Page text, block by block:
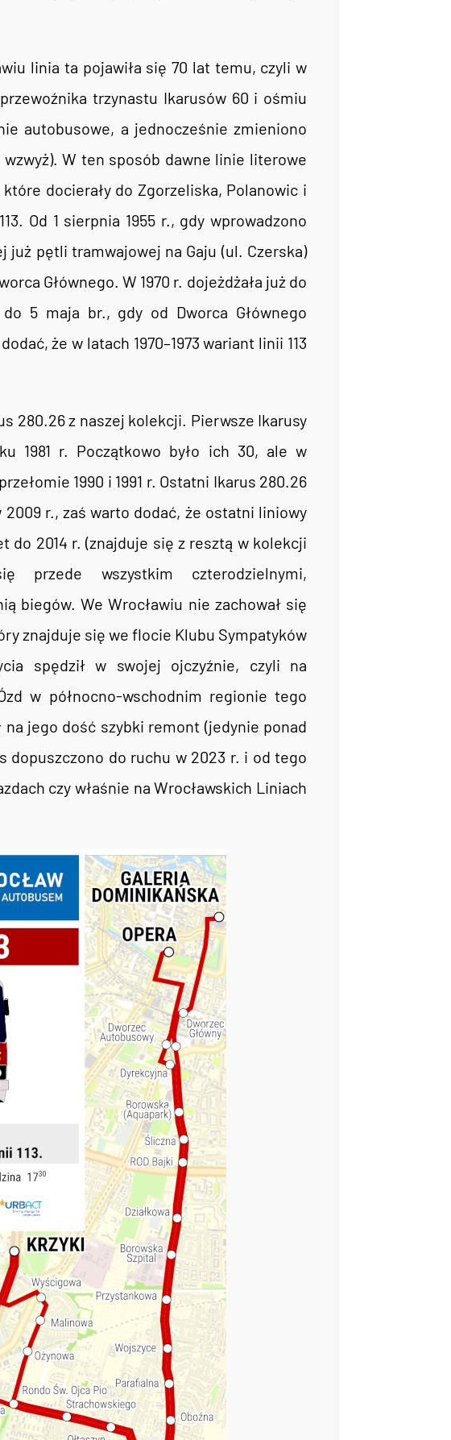
linia ta pojawiła się 70 lat temu, czyli w
trzynastu Ikarusów 60 i ośmiu
autobusowe, a jednocześnie zmieniono
W ten sposób dawne linie literowe
docierały do Zgorzeliska, Polanowic i
Od 1 sierpnia 1955 r., gdy wprowadzono
już pętli tramwajowej na Gaju (ul. Czerska)
Głównego. W 1970 r. dojeżdżała już do
5 maja br., gdy od Dworca Głównego
że w latach 1970–1973 wariant linii 113
280.26 z naszej kolekcji. Pierwsze Ikarusy
1981 r. Początkowo było ich 30, ale w
1990 i 1991 r. Ostatni Ikarus 280.26
r., zaś warto dodać, że ostatni liniowy
do 2014 r. (znajduje się z resztą w kolekcji
przede wszystkim czterodzielnymi,
biegów. We Wrocławiu nie zachował się
znajduje się we flocie Klubu Sympatyków
spędził w swojej ojczyźnie, czyli na
w północno-wschodnim regionie tego
jego dość szybki remont (jedynie ponad
dopuszczono do ruchu w 2023 r. i od tego
czy właśnie na Wrocławskich Liniach